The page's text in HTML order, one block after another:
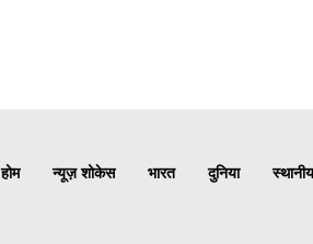
होम न्यूज़ शोकेस भारत दुनिया स्थानीय